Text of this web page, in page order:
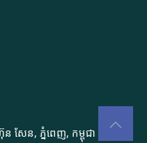
សែន, ភ្នំពេញ, កម្ពុជា